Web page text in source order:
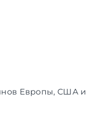
Европы, США и